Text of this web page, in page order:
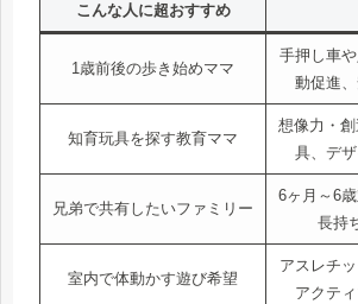
こんな人に超おすすめ
1歳前後の歩き始めママ
手押し車
動促進
知育玩具を探す教育ママ
想像力・
具、デ
兄弟で共有したいファミリー
6ヶ月～6
長持
室内で体動かす遊び希望
アスレチ
アクテ